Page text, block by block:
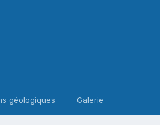
géologiques Galerie